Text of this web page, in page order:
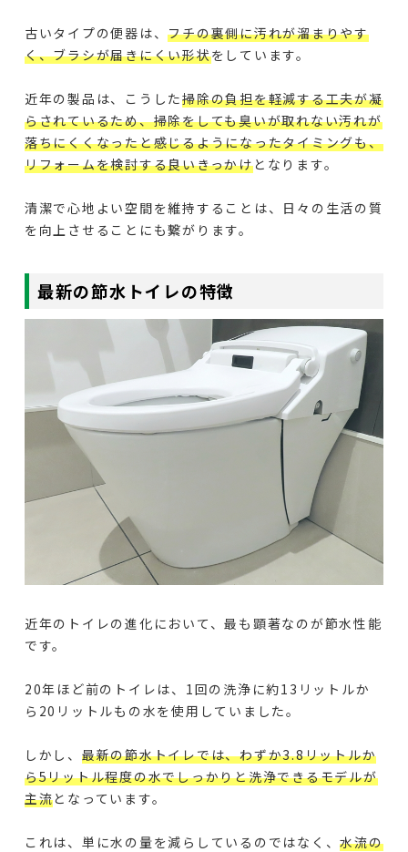
古いタイプの便器は、フチの裏側に汚れが溜まりやす
く、ブラシが届きにくい形状をしています。
近年の製品は、こうした掃除の負担を軽減する工夫が凝
らされているため、掃除をしても臭いが取れない汚れが
落ちにくくなったと感じるようになったタイミングも、
リフォームを検討する良いきっかけとなります。
清潔で心地よい空間を維持することは、日々の生活の質
を向上させることにも繋がります。
最新の節水トイレの特徴
近年のトイレの進化において、最も顕著なのが節水性能
です。
20年ほど前のトイレは、1回の洗浄に約13リットルか
ら20リットルもの水を使用していました。
しかし、 最新の節水トイレでは、わずか3.8リットルか
ら5リットル程度の水でしっかりと洗浄できるモデルが
主流となっています。
これは、単に水の量を減らしているのではなく、水流の